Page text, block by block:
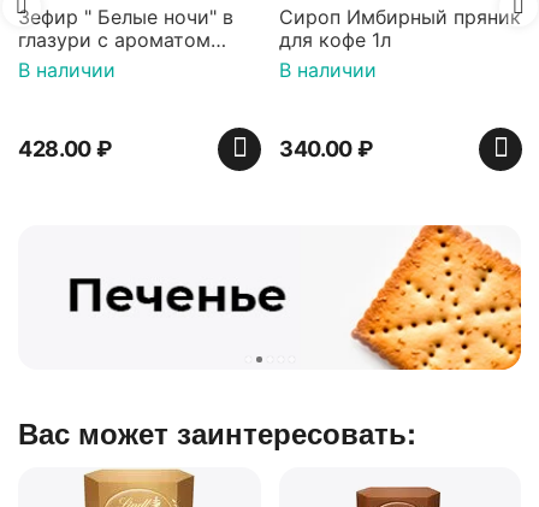
Сироп Имбирный пряник
для кофе 1л
В наличии
340.00
Вафли Голландские с
карамельной начинкой
16 шт по 36 г ТМ
В наличии
439.00
Вас может заинтересовать: